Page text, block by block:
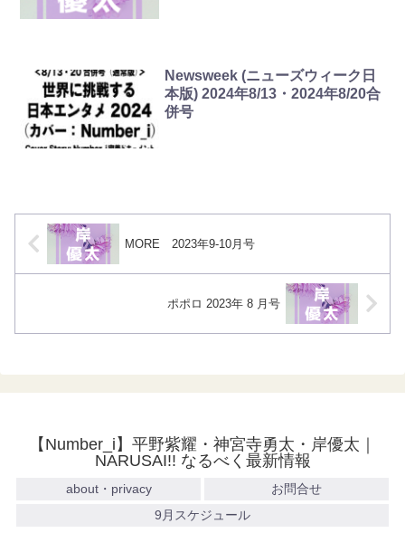
Newsweek (ニューズウィーク日
本版) 2024年8/13・2024年8/20合
併号
MORE 2023年9-10月号
ポポロ 2023年 8 月号
【Number_i】平野紫耀・神宮寺勇太・岸優太｜
NARUSAI!! なるべく最新情報
about・privacy
お問合せ
9月スケジュール